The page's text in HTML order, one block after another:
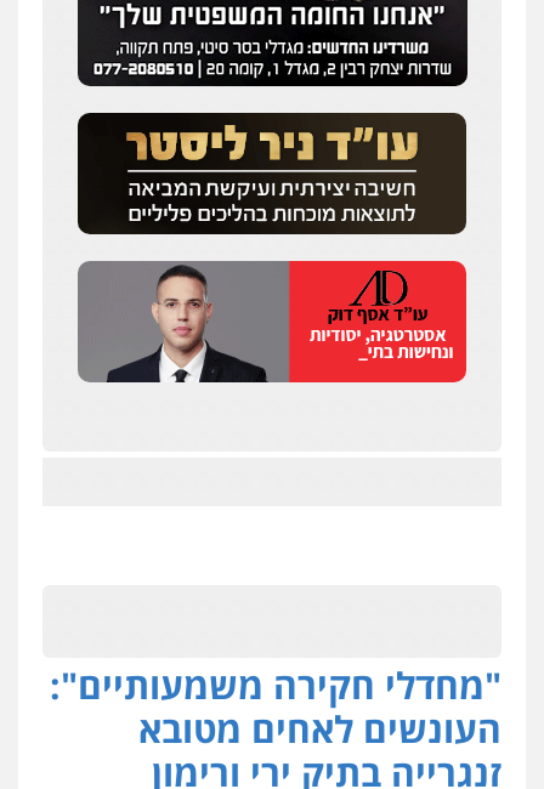
"מחדלי חקירה משמעותיים":
העונשים לאחים מטובא
זנגרייה בתיק ירי ורימון